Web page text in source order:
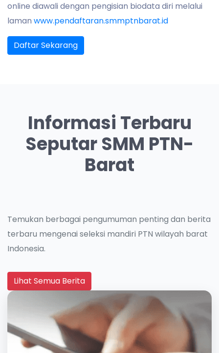
online diawali dengan pengisian biodata diri melalui
laman www.pendaftaran.smmptnbarat.id
Daftar Sekarang
Informasi Terbaru
Seputar SMM PTN-
Barat
Temukan berbagai pengumuman penting dan berita
terbaru mengenai seleksi mandiri PTN wilayah barat
Indonesia.
Lihat Semua Berita